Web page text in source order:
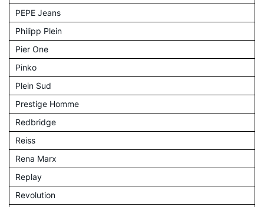
PEPE Jeans
Philipp Plein
Pier One
Pinko
Plein Sud
Prestige Homme
Redbridge
Reiss
Rena Marx
Replay
Revolution